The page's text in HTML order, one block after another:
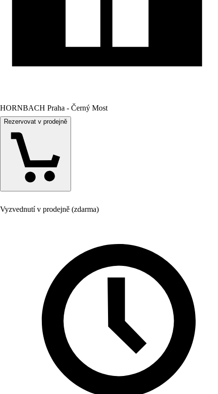
HORNBACH Praha - Černý Most
Rezervovat v prodejně
Vyzvednutí v prodejně (zdarma)